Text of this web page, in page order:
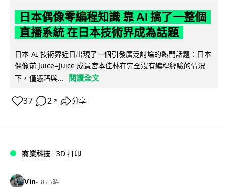
日本偶像零編程知識 靠 AI 搞了一整個
直播系統 在日本技術界成為話題
日本 AI 技術界近日出現了一個引發廣泛討論的熱門話題：日本
偶像前 Juice=Juice 成員宮本佳林在完全沒有編程經驗的情況
下，僅憑藉與...
閱讀全文
37 2 ↗ 分享
商業科技 3D 打印
Vin 8 小時